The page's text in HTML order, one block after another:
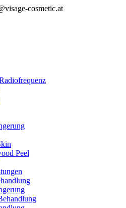
cosmetic.at
Peel